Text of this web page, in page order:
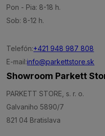
Pon - Pia: 8-18 h.
Sob: 8-12 h.
Telefón:+421 948 987 808
E-mail:info@parkettstore.sk
Showroom Parkett
PARKETT STORE, s. r. o.
Galvaniho 5890/7
821 04 Bratislava